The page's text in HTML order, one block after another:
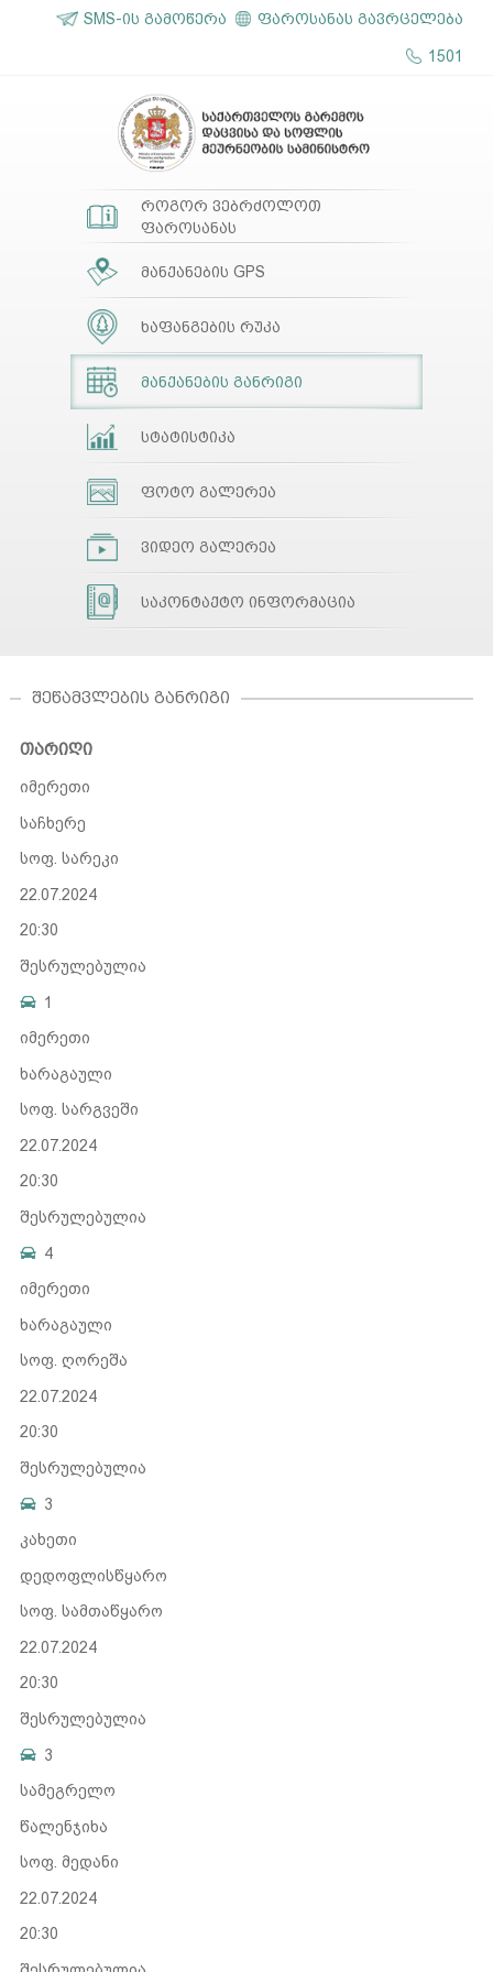
ფაროსანას გავრცელება
SMS-ის გამოწერა
1501
როგორ ვებრძოლოთ
ფაროსანას
მანქანების GPS
ხაფანგების რუკა
მანქანების განრიგი
სტატისტიკა
ფოტო გალერეა
ვიდეო გალერეა
საკონტაქტო ინფორმაცია
ᲨᲔᲬᲐᲛᲕᲚᲔᲑᲘᲡ ᲒᲐᲜᲠᲘᲒᲘ
თარიღი
იმერეთი
საჩხერე
სოფ. სარეკი
22.07.2024
20:30
შესრულებულია
1
იმერეთი
ხარაგაული
სოფ. სარგვეში
22.07.2024
20:30
შესრულებულია
4
იმერეთი
ხარაგაული
სოფ. ღორეშა
22.07.2024
20:30
შესრულებულია
3
კახეთი
დედოფლისწყარო
სოფ. სამთაწყარო
22.07.2024
20:30
შესრულებულია
3
სამეგრელო
წალენჯიხა
სოფ. მედანი
22.07.2024
20:30